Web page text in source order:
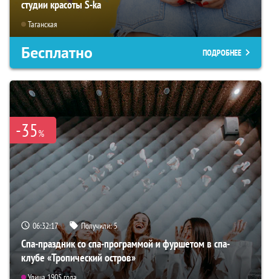
студии красоты S-ka
Таганская
Бесплатно ПОДРОБНЕЕ
-35%
06:32:16 Получили:5
Спа-праздник со спа-программой и фуршетом в спа-
клубе «Тропический остров»